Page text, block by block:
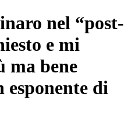
nel “post-
e mi
ma bene
esponente di